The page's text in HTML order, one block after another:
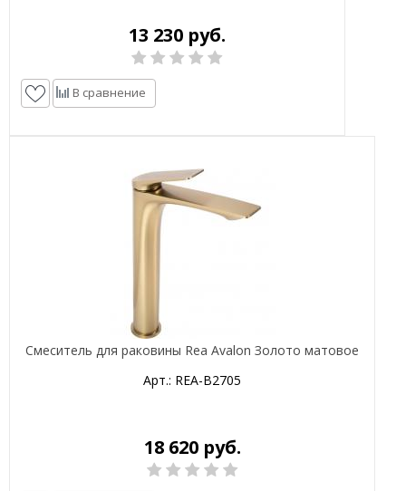
13 230 руб.
В сравнение
Смеситель для раковины Rea Avalon Золото матовое
Арт.: REA-B2705
18 620 руб.